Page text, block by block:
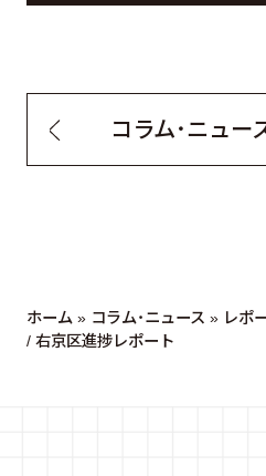
コラム・ニュー
ホーム» コラム・ニュース » レポ
/ 右京区進捗レポート